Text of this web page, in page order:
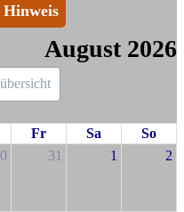
Hinweis
August 2026
Fr Sa
So
31 1 2